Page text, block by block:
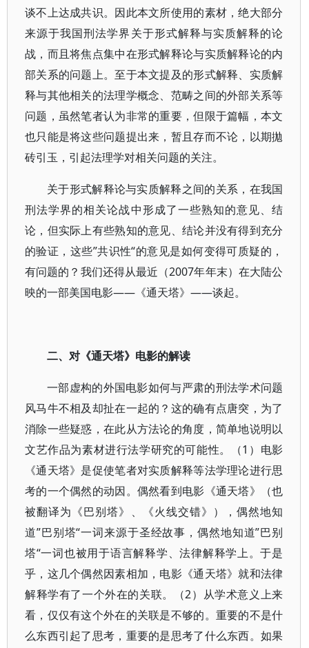
谈不上达成共识。因此本文所使用的素材，绝大部分
来源于我国刑法学界关于形式解释与实质解释的论
战，而且将焦点集中在形式解释论与实质解释论的内
部关系的问题上。至于本文提及的形式解释、实质解
释与其他相关的法理学概念、范畴之间的外部关系等
问题，虽然笔者认为非常的重要，但限于篇幅，本文
也只能是将这些问题提出来，暂且存而不论，以期拋
砖引玉，引起法理学对相关问题的关注。
关于形式解释论与实质解释之间的关系，在我国
刑法学界的相关论战中形成了一些熟知的意见、结
论，但实际上有些熟知的意见、结论并没有得到充分
的验证，这些”共识性“的意见是如何变得可质疑的，
有问题的？我们还得从最近（2007年年末）在大陆公
映的一部美国电影——《通天塔》——谈起。
二、对《通天塔》电影的解读
一部虚构的外国电影如何与严肃的刑法学术问题
风马牛不相及却扯在一起的？这的确有点唐突，为了
消除一些疑惑，在此从方法论的角度，简单地说明以
文艺作品为素材进行法学研究的可能性。（1）电影
《通天塔》是促使笔者对实质解释等法学理论进行思
考的一个偶然的动因。偶然看到电影《通天塔》（也
被翻译为《巴别塔》、《火线交错》），偶然地知
道”巴别塔“一词来源于圣经故事，偶然地知道”巴别
塔“一词也被用于语言解释学、法律解释学上。于是
乎，这几个偶然因素相加，电影《通天塔》就和法律
解释学有了一个外在的关联。（2）从学术意义上来
看，仅仅有这个外在的关联是不够的。重要的不是什
么东西引起了思考，重要的是思考了什么东西。如果